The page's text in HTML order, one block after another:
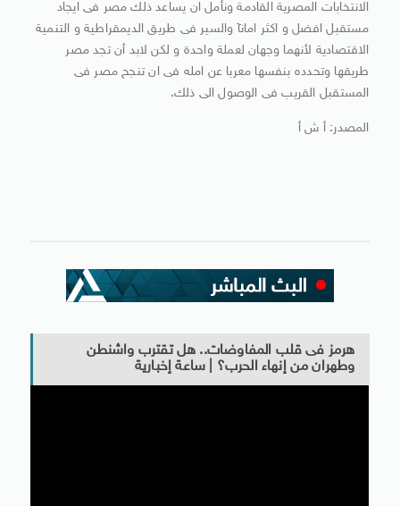
الانتخابات المصرية القادمة ونأمل ان يساعد ذلك مصر فى ايجاد
مستقبل افضل و اكثر امانآ والسير فى طريق الديمقراطية و التنمية
الاقتصادية لأنهما وجهان لعملة واحدة و لكن لابد أن تجد مصر
طريقها وتحدده بنفسها معربا عن امله فى ان تنجح مصر فى
المستقبل القريب فى الوصول الى ذلك.
المصدر: أ ش أ
هرمز فى قلب المفاوضات.. هل تقترب واشنطن
وطهران من إنهاء الحرب؟ | ساعة إخبارية